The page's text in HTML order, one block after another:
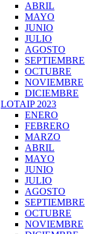
ABRIL
MAYO
JUNIO
JULIO
AGOSTO
SEPTIEMBRE
OCTUBRE
NOVIEMBRE
DICIEMBRE
LOTAIP 2023
ENERO
FEBRERO
MARZO
ABRIL
MAYO
JUNIO
JULIO
AGOSTO
SEPTIEMBRE
OCTUBRE
NOVIEMBRE